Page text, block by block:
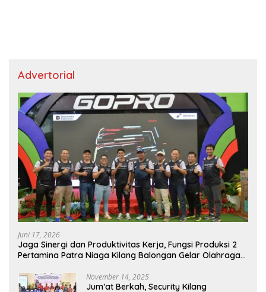
Advertorial
Juni 17, 2026
Jaga Sinergi dan Produktivitas Kerja, Fungsi Produksi 2
Pertamina Patra Niaga Kilang Balongan Gelar Olahraga
November 14, 2025
Jum’at Berkah, Security Kilang